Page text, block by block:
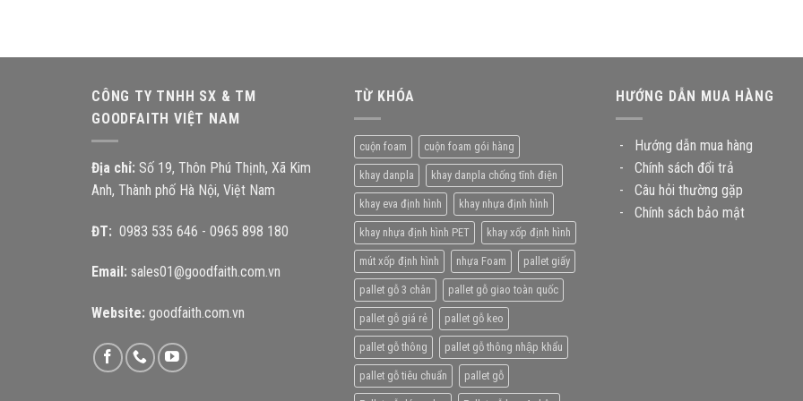
CÔNG TY TNHH SX & TM
GOODFAITH VIỆT NAM
Địa chỉ: Số 19, Thôn Phú Thịnh, Xã Kim
Anh, Thành phố Hà Nội, Việt Nam
ĐT: 0983 535 646 - 0965 898 180
Email: sales01@goodfaith.com.vn
Website: goodfaith.com.vn
TỪ KHÓA
cuộn foam cuộn foam gói hàng
khay danpla khay danpla chống tĩnh điện
khay eva định hình khay nhựa định hình
khay nhựa định hình PET khay xốp định hình
mút xốp định hình nhựa Foam pallet giấy
pallet gỗ 3 chân pallet gỗ giao toàn quốc
pallet gỗ giá rẻ pallet gỗ keo
pallet gỗ thông pallet gỗ thông nhập khẩu
pallet gỗ tiêu chuẩn pallet gỗ
HƯỚNG DẪN MUA HÀNG
- Hướng dẫn mua hàng
- Chính sách đổi trả
- Câu hỏi thường gặp
- Chính sách bảo mật